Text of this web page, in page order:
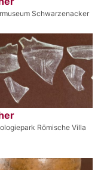
Schwarzenacker
Römische Villa